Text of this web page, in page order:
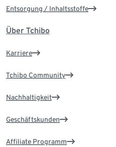
Entsorgung / Inhaltsstoffe
Über Tchibo
Karriere
Tchibo Community
Nachhaltigkeit
Geschäftskunden
Affiliate Programm